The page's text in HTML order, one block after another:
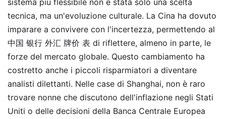
sistema più flessibile non è stata solo una scelta
tecnica, ma un'evoluzione culturale. La Cina ha dovuto
imparare a convivere con l'incertezza, permettendo al
中国 银行 外汇 牌价 表 di riflettere, almeno in parte, le
forze del mercato globale. Questo cambiamento ha
costretto anche i piccoli risparmiatori a diventare
analisti dilettanti. Nelle case di Shanghai, non è raro
trovare nonne che discutono dell'inflazione negli Stati
Uniti o delle decisioni della Banca Centrale Europea